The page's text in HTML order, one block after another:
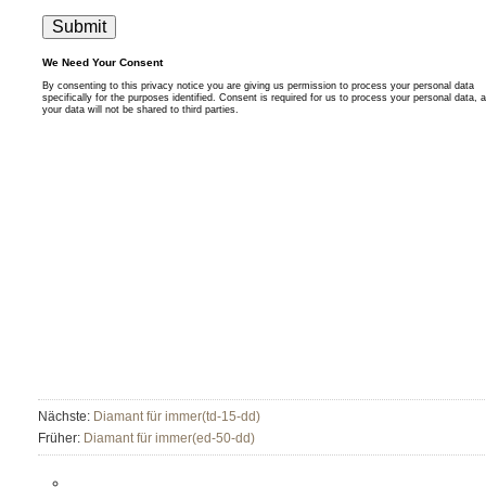
Nächste: Diamant für immer(td-15-dd)
Früher: Diamant für immer(ed-50-dd)